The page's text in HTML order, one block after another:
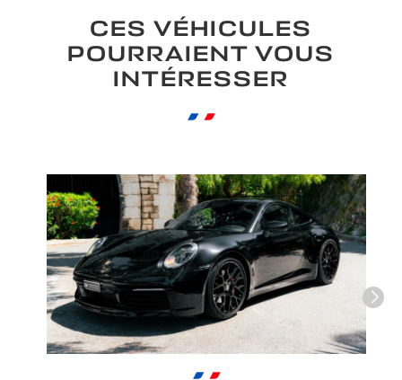
Toit coulissant/relevable électrique
Volant Sport GT
CES VÉHICULES
POURRAIENT VOUS
INTÉRESSER